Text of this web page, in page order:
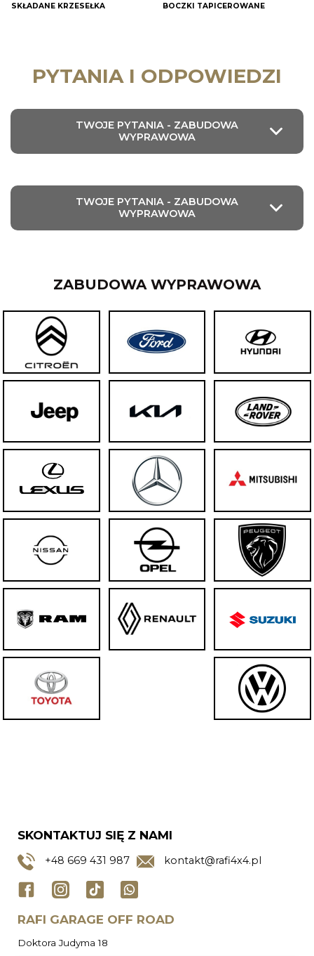
SKŁADANE KRZESEŁKA BOCZKI TAPICEROWANE
PYTANIA I ODPOWIEDZI
TWOJE PYTANIA - ZABUDOWA
WYPRAWOWA
TWOJE PYTANIA - ZABUDOWA
WYPRAWOWA
ZABUDOWA WYPRAWOWA
SKONTAKTUJ SIĘ Z NAMI
+48 669 431 987 kontakt@rafi4x4.pl
RAFI GARAGE OFF ROAD
Doktora Judyma 18